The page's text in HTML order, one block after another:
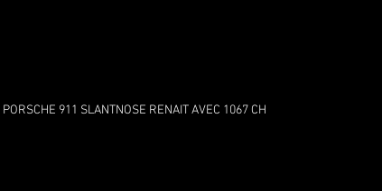
911 SLANTNOSE RENAIT AVEC 1067 CH